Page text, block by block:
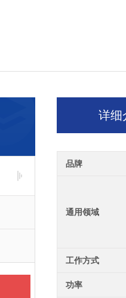
详细
品牌
通用领域
工作方式
功率